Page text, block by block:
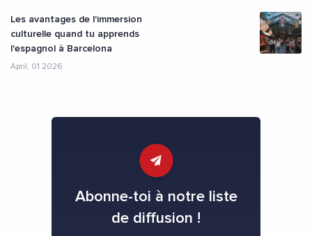
Les avantages de l'immersion
culturelle quand tu apprends
l'espagnol à Barcelona
April, 01 2026
Abonne-toi à notre liste
de diffusion !